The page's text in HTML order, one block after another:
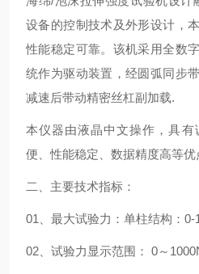
设备的控制技术及外形设计，
性能稳定可靠。该机采用全数
统作为驱动装置，经圆弧同步
减速后带动精密丝杠副加载.
本仪器由液晶中文操作，具
便、性能稳定、数据精度高等优
二、主要技术指标：
01、最大试验力：单柱结构：0-
02、试验力显示范围： 0～